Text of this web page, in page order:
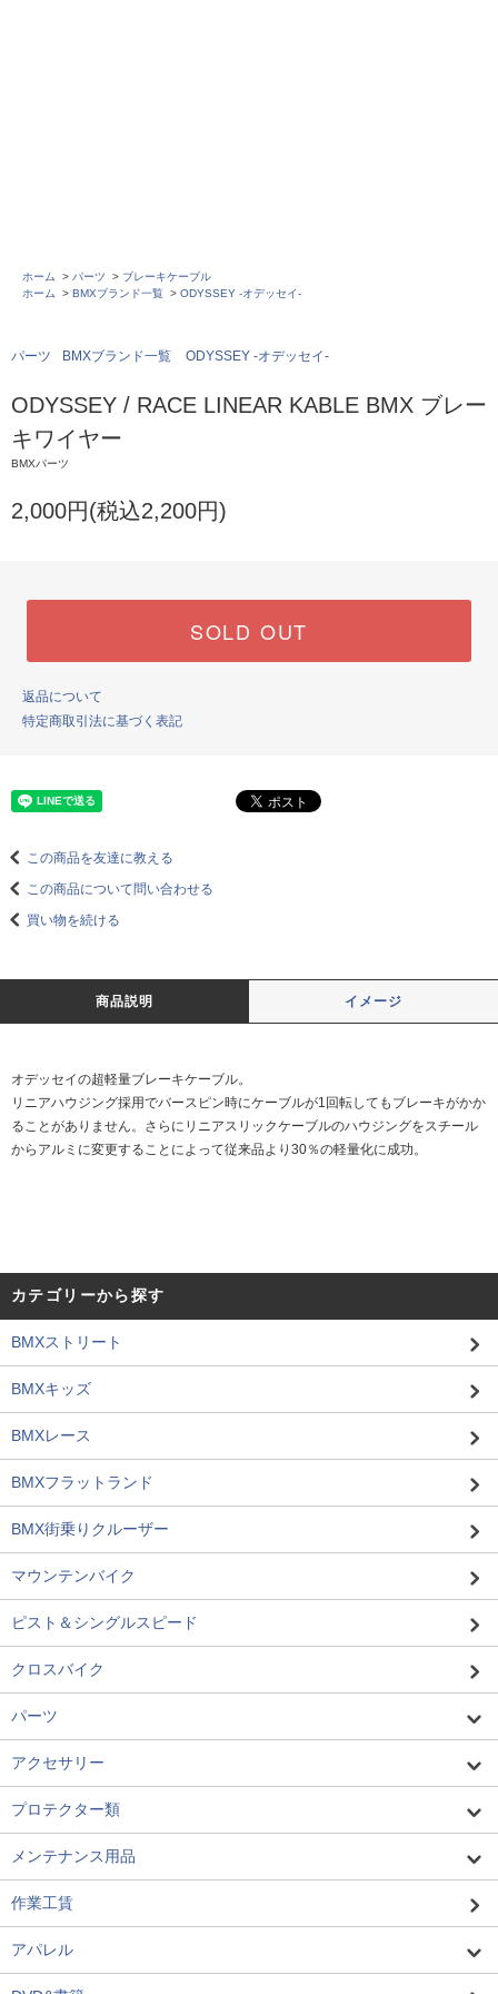
ホーム > パーツ > ブレーキケーブル
ホーム
> BMXブランド一覧 > ODYSSEY -オデッセイ-
パーツ BMXブランド一覧 ODYSSEY -オデッセイ-
ODYSSEY / RACE LINEAR KABLE BMX ブレー
キワイヤー
BMXパーツ
2,000円(税込2,200円)
SOLD OUT
返品について
特定商取引法に基づく表記
この商品を友達に教える
この商品について問い合わせる
買い物を続ける
商品説明 イメージ
オデッセイの超軽量ブレーキケーブル。
リニアハウジング採用でバースピン時にケーブルが1回転してもブレーキがかか
ることがありません。さらにリニアスリックケーブルのハウジングをスチール
からアルミに変更することによって従来品より30％の軽量化に成功。
カテゴリーから探す
BMXストリート
BMXキッズ
BMXレース
BMXフラットランド
BMX街乗りクルーザー
マウンテンバイク
ピスト＆シングルスピード
クロスバイク
パーツ
アクセサリー
プロテクター類
メンテナンス用品
作業工賃
アパレル